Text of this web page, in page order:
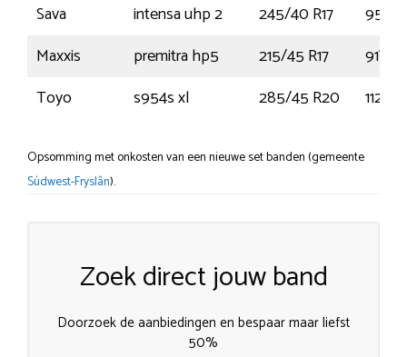
Sava
intensa uhp 2 245/40 R17
95Y
Maxxis
premitra hp5 215/45 R17
91W
Toyo
s954s xl 285/45 R20 112V
Opsomming met onkosten van een nieuwe set banden (gemeente
Súdwest-Fryslân).
Zoek direct jouw band
Doorzoek de aanbiedingen en bespaar maar liefst
50%